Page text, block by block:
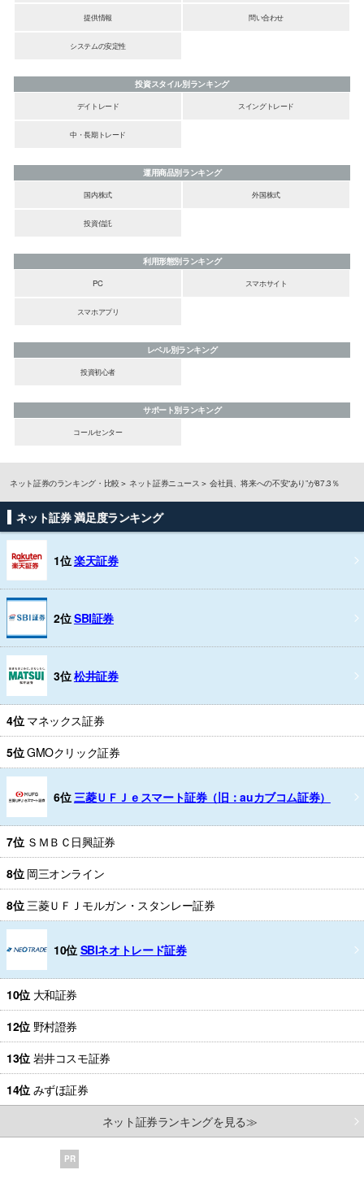
提供情報 問い合わせ
システムの安定性
投資スタイル別ランキング
デイトレード
スイングトレード
中・長期トレード
運用商品別ランキング
国内株式
外国株式
投資信託
利用形態別ランキング
PC
スマホサイト
スマホアプリ
レベル別ランキング
投資初心者
サポート別ランキング
コールセンター
ネット証券のランキング・比較 ネット証券ニュース 会社員、将来への不安“あり”が87.3％
ネット証券 満足度ランキング
1位楽天証券
2位SBI証券
3位松井証券
4位 マネックス証券
5位GMOクリック証券
6位 三菱ＵＦＪｅスマート証券（旧：auカブコム証券）
7位 ＳＭＢＣ日興証券
8位 岡三オンライン
8位 三菱ＵＦＪモルガン・スタンレー証券
10位 SBIネオトレード証券
10位 大和証券
12位 野村證券
13位 岩井コスモ証券
14位 みずほ証券
ネット証券ランキングを見る≫
PR